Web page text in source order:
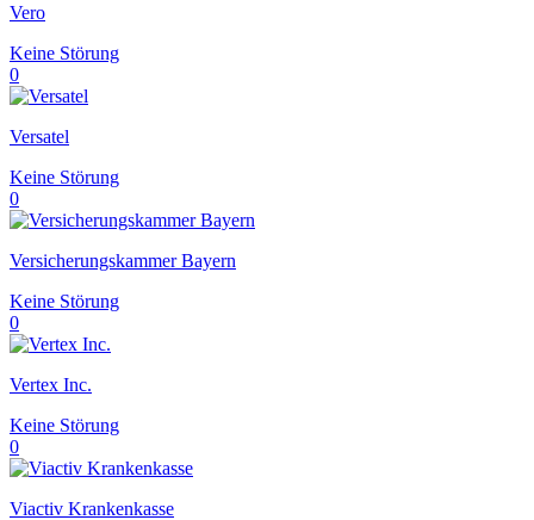
Vero
Keine Störung
0
Versatel
Keine Störung
0
Versicherungskammer Bayern
Keine Störung
0
Vertex Inc.
Keine Störung
0
Viactiv Krankenkasse